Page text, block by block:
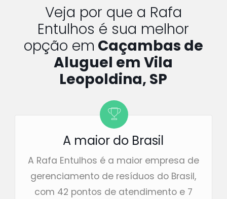
Veja por que a Rafa
Entulhos é sua melhor
opção em Caçambas de
Aluguel em Vila
Leopoldina, SP
A maior do Brasil
A Rafa Entulhos é a maior empresa de
gerenciamento de resíduos do Brasil,
com 42 pontos de atendimento e 7